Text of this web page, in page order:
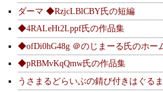
ダーマ ◆RzjcLBlCBY氏の短編
◆4RALeHt2Lppf氏の作品集
◆ofDi0hG48g ＠のじまーる氏のホー
◆pRBMvKqQmw氏の作品集
うさまるどらいぶの錆び付きはぐるま